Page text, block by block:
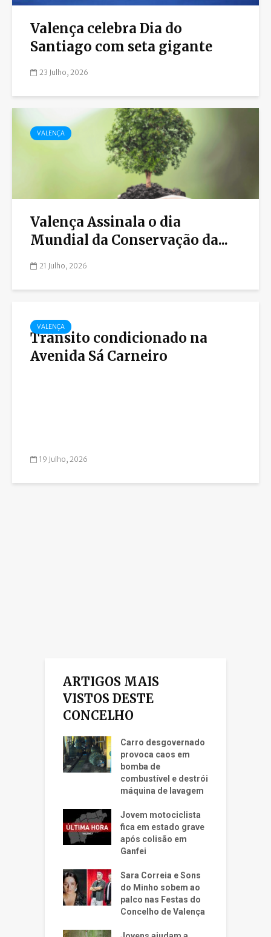
Valença celebra Dia do
Santiago com seta gigante
23 Julho, 2026
VALENÇA
Valença Assinala o dia
Mundial da Conservação da...
21 Julho, 2026
VALENÇA
Trânsito condicionado na
Avenida Sá Carneiro
19 Julho, 2026
ARTIGOS MAIS
VISTOS DESTE
CONCELHO
Carro desgovernado
provoca caos em
bomba de
combustível e destrói
máquina de lavagem
Jovem motociclista
fica em estado grave
após colisão em
Ganfei
Sara Correia e Sons
do Minho sobem ao
palco nas Festas do
Concelho de Valença